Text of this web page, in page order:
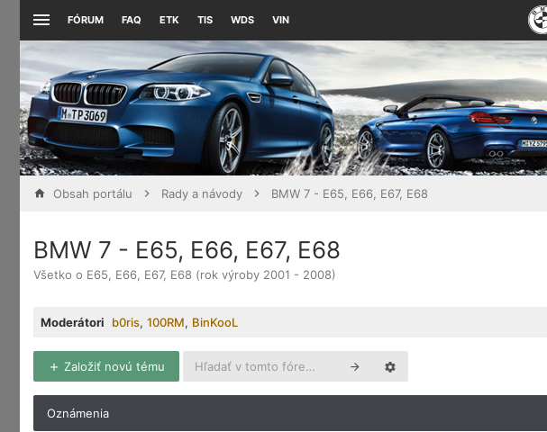
FÓRUM FAQ ETK TIS WDS VIN
Obsah portálu Rady a návody BMW 7 - E65, E66, E67, E68
BMW 7 - E65, E66, E67, E68
Všetko o E65, E66, E67, E68 (rok výroby 2001 - 2008)
Moderátori b0ris, 100RM, BinKooL
Založiť novú tému
Oznámenia